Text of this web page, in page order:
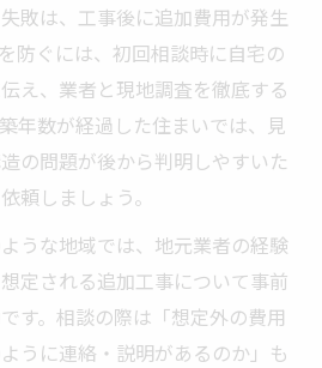
敗は、工事後に追加費用が発生
防ぐには、初回相談時に自宅の
え、業者と現地調査を徹底する
年数が経過した住まいでは、見
の問題が後から判明しやすいた
頼しましょう。
うな地域では、地元業者の経験
定される追加工事について事前
す。相談の際は「想定外の費用
うに連絡・説明があるのか」も